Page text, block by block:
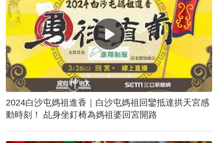
2024白沙屯媽祖進香｜白沙屯媽祖回鑾抵達拱天宮感
動時刻！ 乩身坐釘椅為媽祖婆回宮開路